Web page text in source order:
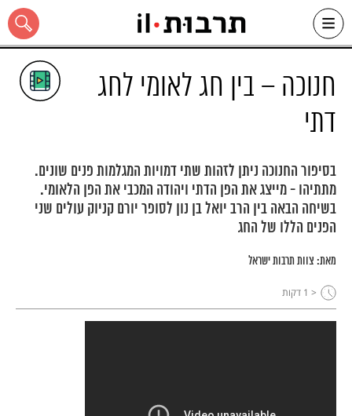
Skip
content
כל האתר
חנוכה – בין חג לאומי לחג
דתי
בסיפור החנוכה ניתן לזהות שתי דמויות המגלמות פנים שונים.
מתתיהו - מייצג את הפן הדתי ויהודה המכבי את הפן הלאומי.
בשיחה הבאה בין הרב יואל בן נון לסופר יורם קניוק עולים שני
הפנים הללו של החג
מאת: צוות תרבות ישראל
< 1 דקות